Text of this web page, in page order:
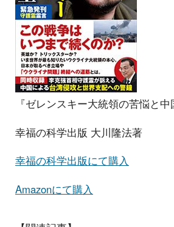
『ゼレンスキー大統領の苦悩と中
幸福の科学出版 大川隆法著
幸福の科学出版にて購入
Amazonにて購入